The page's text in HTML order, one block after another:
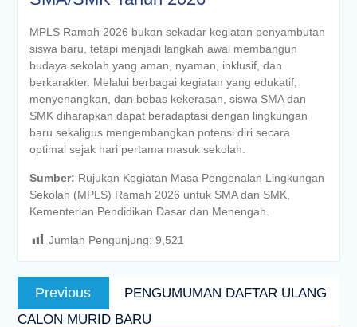
MPLS Ramah 2026 bukan sekadar kegiatan penyambutan
siswa baru, tetapi menjadi langkah awal membangun
budaya sekolah yang aman, nyaman, inklusif, dan
berkarakter. Melalui berbagai kegiatan yang edukatif,
menyenangkan, dan bebas kekerasan, siswa SMA dan
SMK diharapkan dapat beradaptasi dengan lingkungan
baru sekaligus mengembangkan potensi diri secara
optimal sejak hari pertama masuk sekolah.
Sumber: Rujukan Kegiatan Masa Pengenalan Lingkungan
Sekolah (MPLS) Ramah 2026 untuk SMA dan SMK,
Kementerian Pendidikan Dasar dan Menengah.
Jumlah Pengunjung: 9,521
Post
navigation
Previous
post:
PENGUMUMAN DAFTAR ULANG
CALON MURID BARU